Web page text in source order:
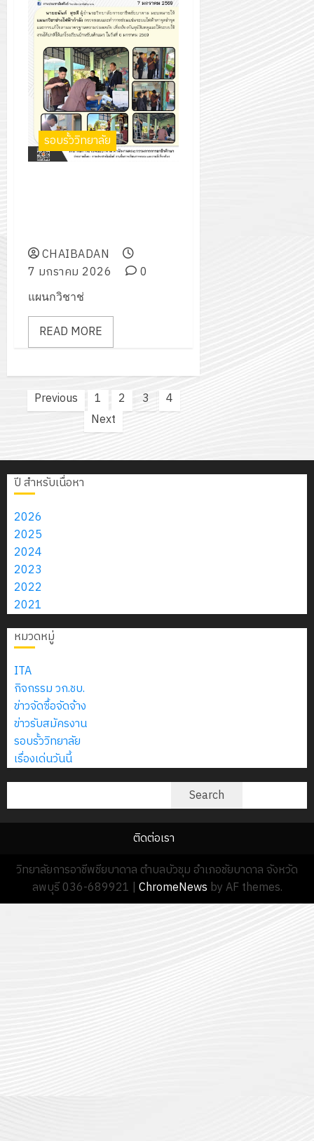
รอบรั้ววิทยาลัย
CHAIBADAN
7 มกราคม 2026
0
แผนกวิชาช่
READ MORE
pagination
Previous 1 2 3
4
Next
ปี สำหรับเนื่อหา
2026
2025
2024
2023
2022
2021
หมวดหมู่
ITA
กิจกรรม วก.ชบ.
ข่าวจัดซื้อจัดจ้าง
ข่าวรับสมัครงาน
รอบรั้ววิทยาลัย
เรื่องเด่นวันนี้
Search
ติดต่อเรา
วิทยาลัยการอาชีพชียบาดาล ตำบลบัวชุม อำเภอชัยบาดาล จังหวัด
ลพบุรี 036-689921 | ChromeNews by AF themes.